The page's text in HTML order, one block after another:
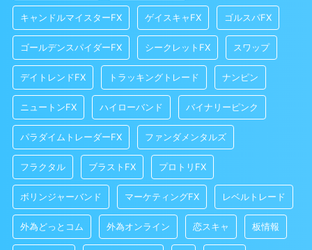
キャンドルマイスターFX ゲイスキャFX ゴルスパFX
ゴールデンスパイダーFX シークレットFX スワップ
デイトレンドFX トラッキングトレード ナンピン
ニュートンFX ハイローバンド バイナリーピンク
パラダイムトレーダーFX ファンダメンタルズ
フラクタル ブラストFX プロトリFX
ボリンジャーバンド マーケティングFX レベルトレード
外為どっとコム 外為オンライン 恋スキャ 板情報